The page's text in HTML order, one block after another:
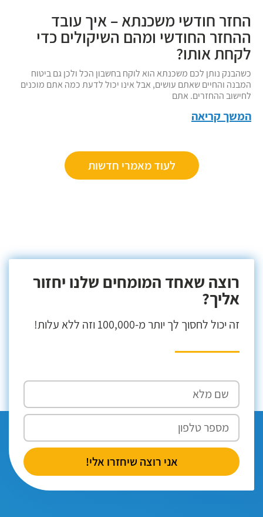
החזר חודשי משכנתא – איך עובד
ההחזר החודשי ומהם השיקולים כדי
לקחת אותו?
כשהבנק נותן לכם משכנתא הוא לוקח בחשבון הכל ולכן גם ביטוח
המבנה והחיים שאתם עושים, אבל אינו יכול לדעת כמה אתם מוכנים
לחישוב ההחזרים. אתם
המשך קריאה
לעוד מאמרי חדשות
רוצה שאחד המומחים שלנו יחזור
אליך?
זה יכול לחסוך לך יותר מ-100,000 וזה ללא עלות!
אני רוצה שיחזרו אלי!